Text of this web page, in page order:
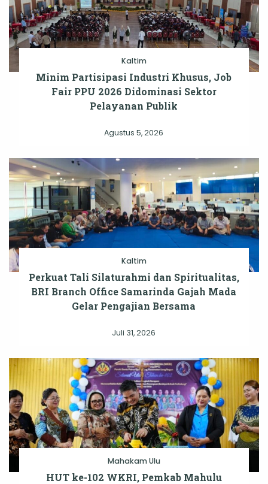
Kaltim
Minim Partisipasi Industri Khusus, Job
Fair PPU 2026 Didominasi Sektor
Pelayanan Publik
Agustus 5, 2026
Kaltim
Perkuat Tali Silaturahmi dan Spiritualitas,
BRI Branch Office Samarinda Gajah Mada
Gelar Pengajian Bersama
Juli 31, 2026
Mahakam Ulu
HUT ke-102 WKRI, Pemkab Mahulu